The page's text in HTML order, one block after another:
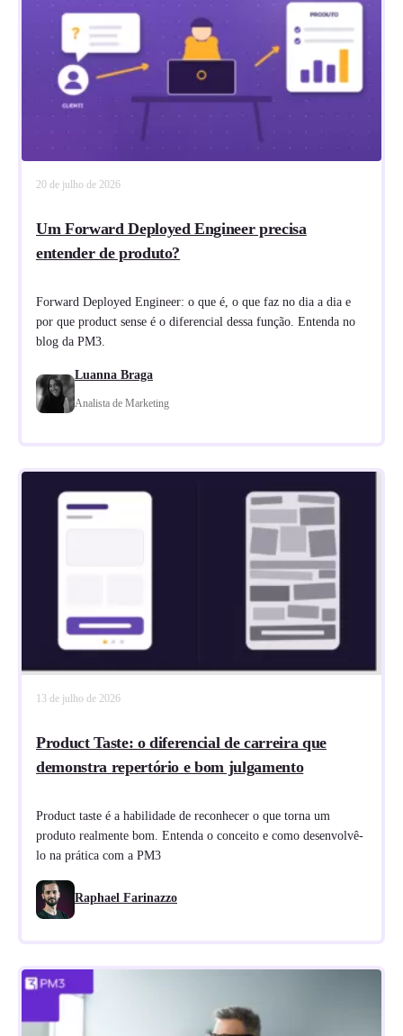
20 de julho de 2026
Um Forward Deployed Engineer precisa
entender de produto?
Forward Deployed Engineer: o que é, o que faz no dia a dia e
por que product sense é o diferencial dessa função. Entenda no
blog da PM3.
Luanna Braga
Analista de Marketing
13 de julho de 2026
Product Taste: o diferencial de carreira que
demonstra repertório e bom julgamento
Product taste é a habilidade de reconhecer o que torna um
produto realmente bom. Entenda o conceito e como desenvolvê-
lo na prática com a PM3
Raphael Farinazzo